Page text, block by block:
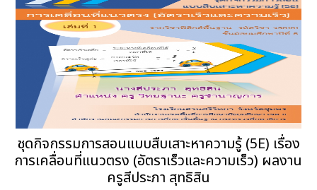
ชุดกิจกรรมการสอนแบบสืบเสาะหาความรู้ (5E) เรื่อง
การเคลื่อนที่แนวตรง (อัตราเร็วและความเร็ว) ผลงาน
ครูสีประภา สุทธิสิน